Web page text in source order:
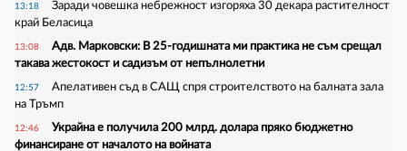
13:18
Заради човешка небрежност изгоряха 30 декара растителност
край Беласица
13:08
Адв. Марковски: В 25-годишната ми практика не съм срещал
такава жестокост и садизъм от непълнолетни
12:57
Апелативен съд в САЩ спря строителството на балната зала
на Тръмп
12:46
Украйна е получила 200 млрд. долара пряко бюджетно
финансиране от началото на войната